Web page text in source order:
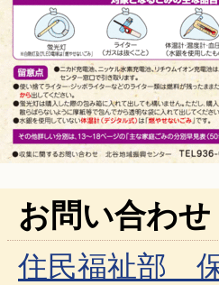
お問い合わせ
住民福祉部